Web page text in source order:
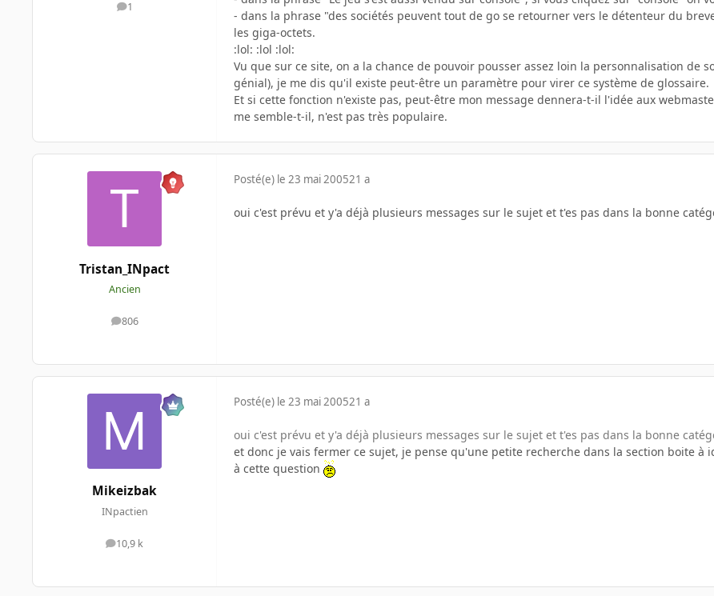
1
messages
- dans la phrase "des sociétés peuvent tout de go se retourner vers le détenteur du
les giga-octets.
:lol: :lol :lol:
Vu que sur ce site, on a la chance de pouvoir pousser assez loin la personnalisation de
génial), je me dis qu'il existe peut-être un paramètre pour virer ce système de glossaire.
Et si cette fonction n'existe pas, peut-être mon message dennera-t-il l'idée aux
me semble-t-il, n'est pas très populaire.
Tristan_INpact
Ancien
806
messages
Posté(e) le 23 mai 200521 a
oui c'est prévu et y'a déjà plusieurs messages sur le sujet et t'es pas dans la bonne
Mikeizbak
INpactien
10,9 k
messages
Posté(e) le 23 mai 200521 a
oui c'est prévu et y'a déjà plusieurs messages sur le sujet et t'es pas dans la bonne
et donc je vais fermer ce sujet, je pense qu'une petite recherche dans la section boite
à cette question